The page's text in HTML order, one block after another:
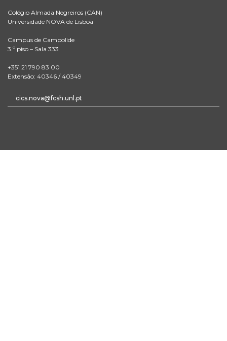
Colégio Almada Negreiros (CAN)
Universidade NOVA de Lisboa
Campus de Campolide
3.º piso – Sala 333
+351 21 790 83 00
Extensão: 40346 / 40349
cics.nova@fcsh.unl.pt